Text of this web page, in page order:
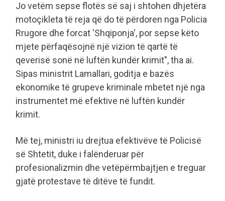
Jo vetëm sepse flotës së saj i shtohen dhjetëra
motoçikleta të reja që do të përdoren nga Policia
Rrugore dhe forcat 'Shqiponja', por sepse këto
mjete përfaqësojnë një vizion të qartë të
qeverisë sonë në luftën kundër krimit", tha ai.
Sipas ministrit Lamallari, goditja e bazës
ekonomike të grupeve kriminale mbetet një nga
instrumentet më efektive në luftën kundër
krimit.
Më tej, ministri iu drejtua efektivëve të Policisë
së Shtetit, duke i falënderuar për
profesionalizmin dhe vetëpërmbajtjen e treguar
gjatë protestave të ditëve të fundit.